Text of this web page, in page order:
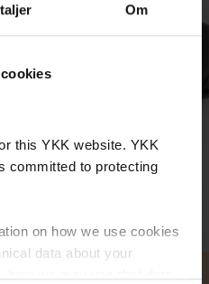
Om
this YKK website. YKK
committed to protecting
on how we use cookies
data about your